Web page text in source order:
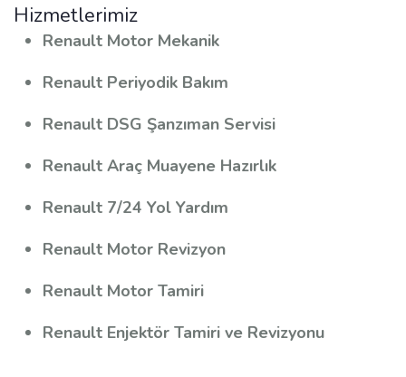
Hizmetlerimiz
Renault Motor Mekanik
Renault Periyodik Bakım
Renault DSG Şanzıman Servisi
Renault Araç Muayene Hazırlık
Renault 7/24 Yol Yardım
Renault Motor Revizyon
Renault Motor Tamiri
Renault Enjektör Tamiri ve Revizyonu